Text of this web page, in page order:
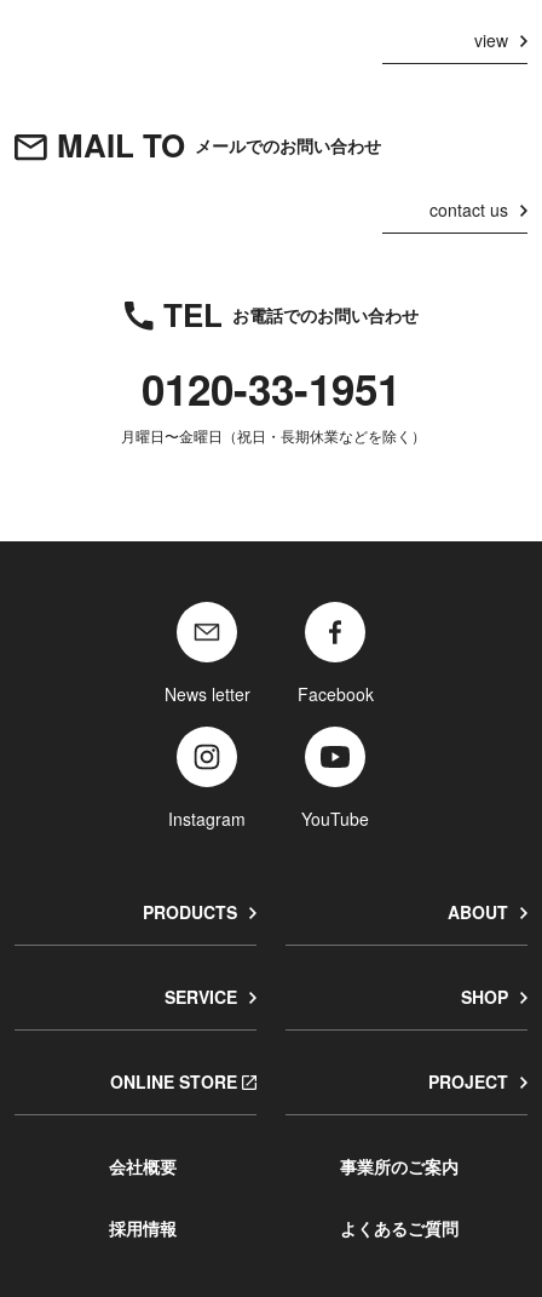
view
MAIL TO メールでのお問い合わせ
contact us
TEL お電話でのお問い合わせ
0120-33-1951
月曜日〜金曜日（祝日・長期休業などを除く）
News letter Facebook
Instagram YouTube
PRODUCTS ABOUT
SERVICE SHOP
ONLINE STORE PROJECT
会社概要 事業所のご案内
採用情報 よくあるご質問